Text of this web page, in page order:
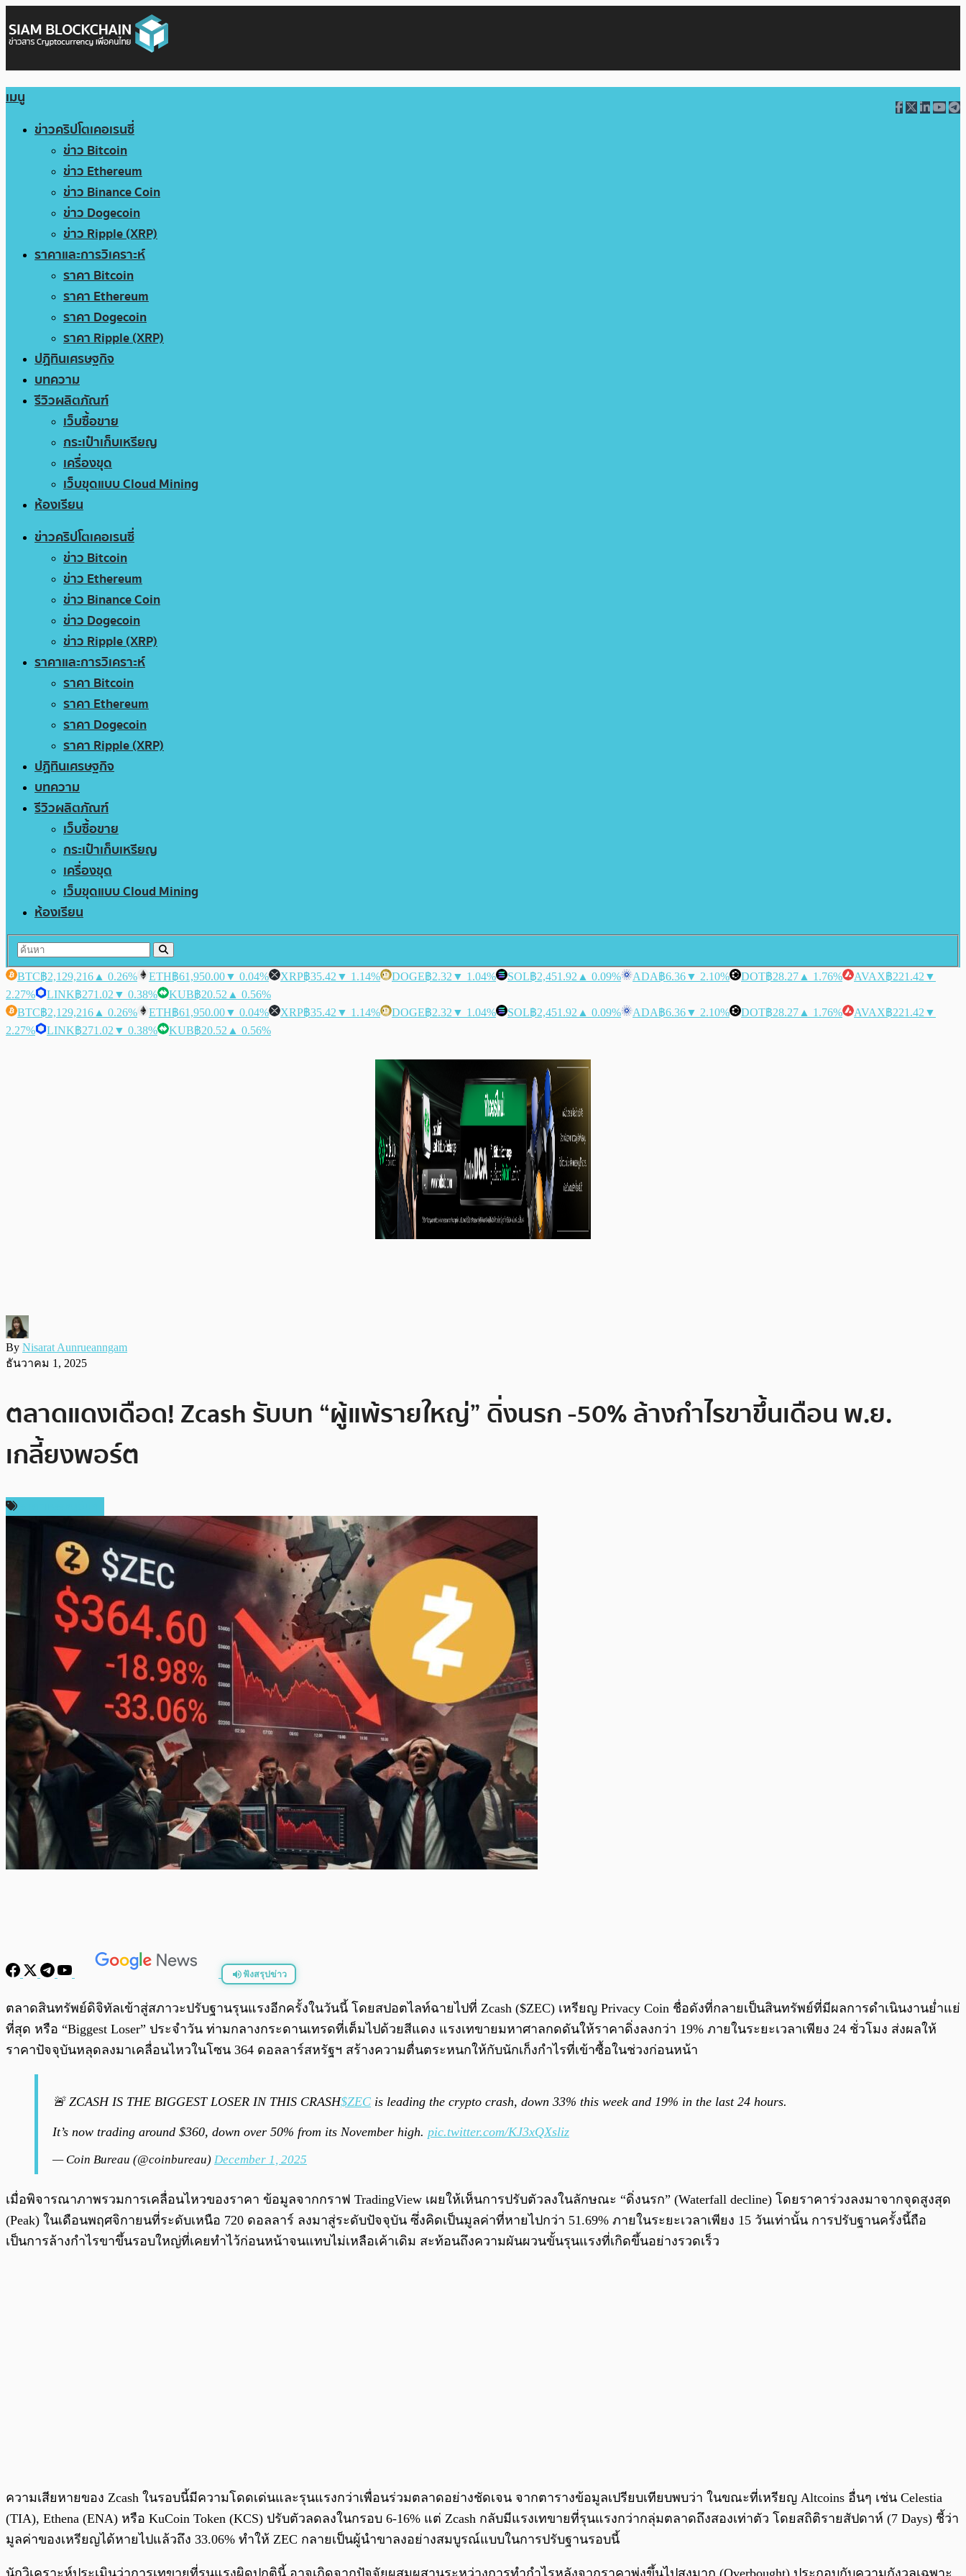
เมนู
ข่าวคริปโตเคอเรนซี่
ข่าว Bitcoin
ข่าว Ethereum
ข่าว Binance Coin
ข่าว Dogecoin
ข่าว Ripple (XRP)
ราคาและการวิเคราะห์
ราคา Bitcoin
ราคา Ethereum
ราคา Dogecoin
ราคา Ripple (XRP)
ปฏิทินเศรษฐกิจ
บทความ
รีวิวผลิตภัณฑ์
เว็บซื้อขาย
กระเป๋าเก็บเหรียญ
เครื่องขุด
เว็บขุดแบบ Cloud Mining
ห้องเรียน
ข่าวคริปโตเคอเรนซี่
ข่าว Bitcoin
ข่าว Ethereum
ข่าว Binance Coin
ข่าว Dogecoin
ข่าว Ripple (XRP)
ราคาและการวิเคราะห์
ราคา Bitcoin
ราคา Ethereum
ราคา Dogecoin
ราคา Ripple (XRP)
ปฏิทินเศรษฐกิจ
บทความ
รีวิวผลิตภัณฑ์
เว็บซื้อขาย
กระเป๋าเก็บเหรียญ
เครื่องขุด
เว็บขุดแบบ Cloud Mining
ห้องเรียน
BTC฿2,129,216 ▲ 0.26% ETH฿61,950.00▼ 0.04% XRP฿35.42 ▼ 1.14% DOGE฿2.32 ▼ 1.04% SOL฿2,451.92 ▲ 0.09% ADA฿6.36▼ 2.10% DOT฿28.27 ▲ 1.76% AVAX฿221.42 ▼
2.27%
LINK฿271.02 ▼ 0.38% KUB฿20.52 ▲ 0.56%
BTC฿2,129,216 ▲ 0.26% ETH฿61,950.00▼ 0.04% XRP฿35.42 ▼ 1.14% DOGE฿2.32 ▼ 1.04% SOL฿2,451.92 ▲ 0.09% ADA฿6.36▼ 2.10% DOT฿28.27 ▲ 1.76% AVAX฿221.42 ▼
2.27%
LINK฿271.02 ▼ 0.38% KUB฿20.52 ▲ 0.56%
By Nisarat Aunrueanngam
ธันวาคม 1, 2025
ตลาดแดงเดือด! Zcash รับบท “ผู้แพ้รายใหญ่” ดิ่งนรก -50% ล้างกำไรขาขึ้นเดือน พ.ย.
เกลี้ยงพอร์ต
ฟังสรุปข่าว
พร้อมเล่น 0:00 /0:00
ตลาดสินทรัพย์ดิจิทัลเข้าสู่สภาวะปรับฐานรุนแรงอีกครั้งในวันนี้ โดยสปอตไลท์ฉายไปที่ Zcash ($ZEC) เหรียญ Privacy Coin ชื่อดังที่กลายเป็นสินทรัพย์ที่มีผลการดำเนินงานย่ำแย่
ที่สุด หรือ “Biggest Loser” ประจำวัน ท่ามกลางกระดานเทรดที่เต็มไปด้วยสีแดง แรงเทขายมหาศาลกดดันให้ราคาดิ่งลงกว่า 19% ภายในระยะเวลาเพียง 24 ชั่วโมง ส่งผลให้
ราคาปัจจุบันหลุดลงมาเคลื่อนไหวในโซน 364 ดอลลาร์สหรัฐฯ สร้างความตื่นตระหนกให้กับนักเก็งกำไรที่เข้าซื้อในช่วงก่อนหน้า
🚨 ZCASH IS THE BIGGEST LOSER IN THIS CRASH$ZEC is leading the crypto crash, down 33% this week and 19% in the last 24 hours.
It’s now trading around $360, down over 50% from its November high. pic.twitter.com/KJ3xQXsliz
— Coin Bureau (@coinbureau) December 1, 2025
เมื่อพิจารณาภาพรวมการเคลื่อนไหวของราคา ข้อมูลจากกราฟ TradingView เผยให้เห็นการปรับตัวลงในลักษณะ “ดิ่งนรก” (Waterfall decline) โดยราคาร่วงลงมาจากจุดสูงสุด
(Peak) ในเดือนพฤศจิกายนที่ระดับเหนือ 720 ดอลลาร์ ลงมาสู่ระดับปัจจุบัน ซึ่งคิดเป็นมูลค่าที่หายไปกว่า 51.69% ภายในระยะเวลาเพียง 15 วันเท่านั้น การปรับฐานครั้งนี้ถือ
เป็นการล้างกำไรขาขึ้นรอบใหญ่ที่เคยทำไว้ก่อนหน้าจนแทบไม่เหลือเค้าเดิม สะท้อนถึงความผันผวนขั้นรุนแรงที่เกิดขึ้นอย่างรวดเร็ว
ความเสียหายของ Zcash ในรอบนี้มีความโดดเด่นและรุนแรงกว่าเพื่อนร่วมตลาดอย่างชัดเจน จากตารางข้อมูลเปรียบเทียบพบว่า ในขณะที่เหรียญ Altcoins อื่นๆ เช่น Celestia
(TIA), Ethena (ENA) หรือ KuCoin Token (KCS) ปรับตัวลดลงในกรอบ 6-16% แต่ Zcash กลับมีแรงเทขายที่รุนแรงกว่ากลุ่มตลาดถึงสองเท่าตัว โดยสถิติรายสัปดาห์ (7 Days) ชี้ว่า
มูลค่าของเหรียญได้หายไปแล้วถึง 33.06% ทำให้ ZEC กลายเป็นผู้นำขาลงอย่างสมบูรณ์แบบในการปรับฐานรอบนี้